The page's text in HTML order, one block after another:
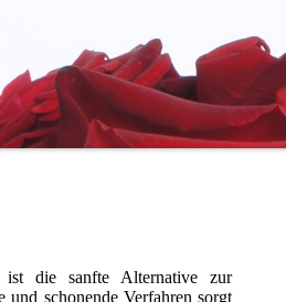
die sanfte Alternative zur
und schonende Verfahren sorgt